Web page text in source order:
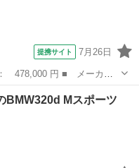
提携サイト 7月26日
グレード名： ２１８ｉ
エアコン デュアルエアコ
BMW320d Mスポーツ